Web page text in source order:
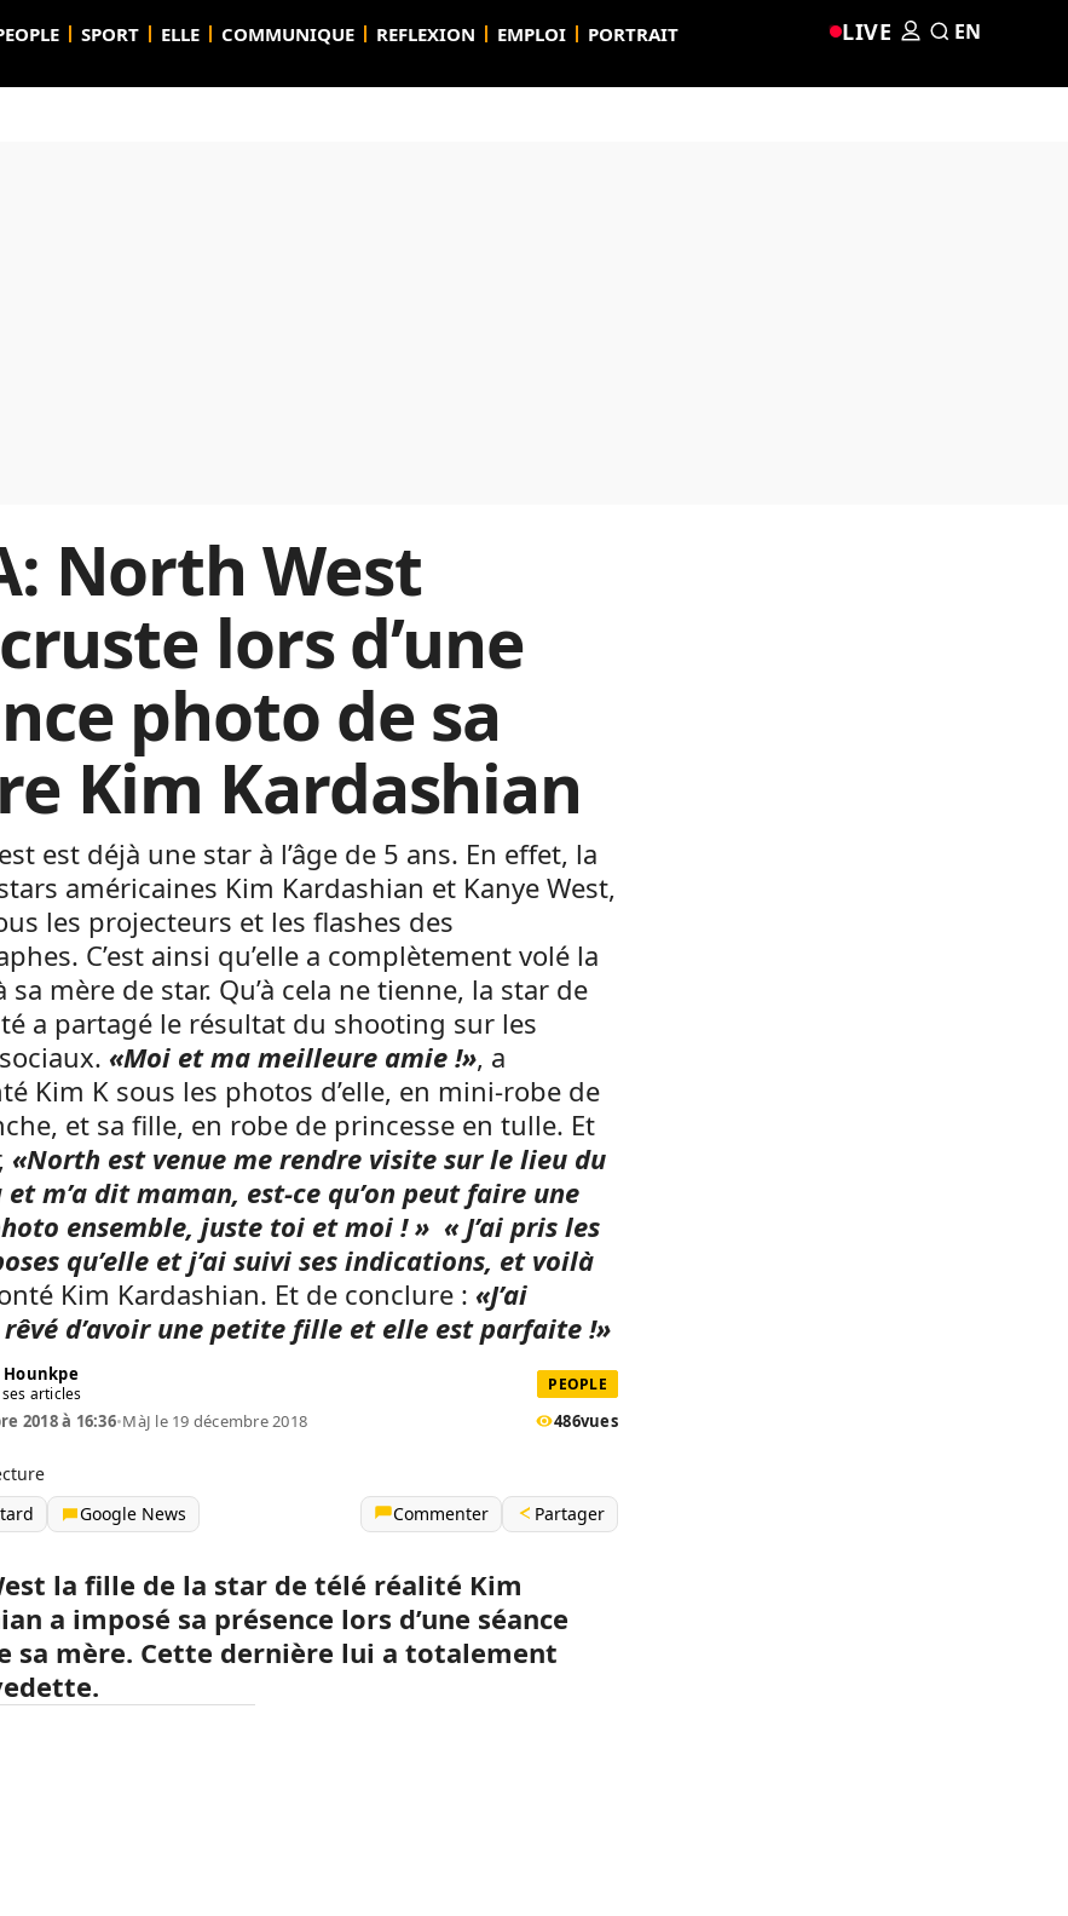
SPORT ELLE COMMUNIQUE REFLEXION EMPLOI PORTRAIT LIVE EN
North West
lors d’une
photo de sa
Kim Kardashian
est déjà une star à l’âge de 5 ans. En effet, la
américaines Kim Kardashian et Kanye West,
les projecteurs et les flashes des
C’est ainsi qu’elle a complètement volé la
sa mère de star. Qu’à cela ne tienne, la star de
a partagé le résultat du shooting sur les
«Moi et ma meilleure amie !», a
Kim K sous les photos d’elle, en mini-robe de
et sa fille, en robe de princesse en tulle. Et
«North est venue me rendre visite sur le lieu du
m’a dit maman, est-ce qu’on peut faire une
ensemble, juste toi et moi ! » « J’ai pris les
qu’elle et j’ai suivi ses indications, et voilà
Kim Kardashian. Et de conclure : «J’ai
d’avoir une petite fille et elle est parfaite !»
Hounkpe
articles PEOPLE
2018 à 16:36•MàJ le 19 décembre 2018 486vues
Google News Commenter Partager
la fille de la star de télé réalité Kim
a imposé sa présence lors d’une séance
sa mère. Cette dernière lui a totalement